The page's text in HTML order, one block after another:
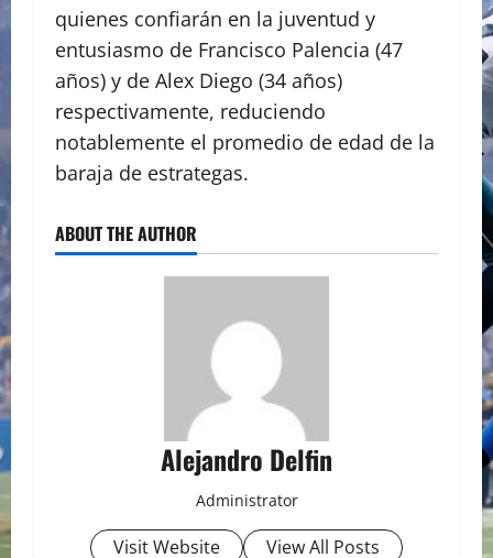
quienes confiarán en la juventud y
entusiasmo de Francisco Palencia (47
años) y de Alex Diego (34 años)
respectivamente, reduciendo
notablemente el promedio de edad de la
baraja de estrategas.
ABOUT THE AUTHOR
Alejandro Delfin
Administrator
Visit Website View All Posts